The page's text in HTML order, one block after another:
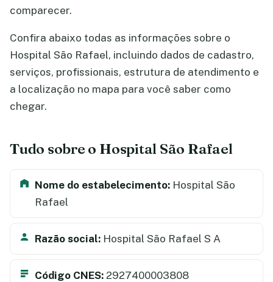
comparecer.
Confira abaixo todas as informações sobre o
Hospital São Rafael, incluindo dados de cadastro,
serviços, profissionais, estrutura de atendimento e
a localização no mapa para você saber como
chegar.
Tudo sobre o Hospital São Rafael
Nome do estabelecimento: Hospital São
Rafael
Razão social: Hospital São Rafael S A
Código CNES: 2927400003808